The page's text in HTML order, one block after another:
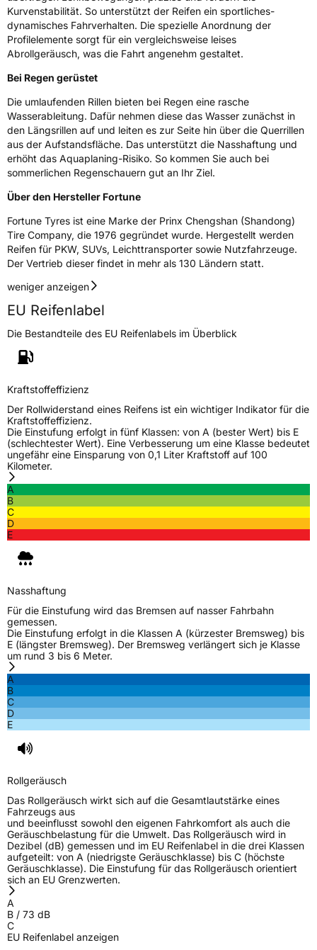
ModellnameFSR 701
FahrzeugartPKW & SUV
Weitere Eigenschaften
SchlauchtypTL
ZustandNeureifen
VerstärktXL
EU Label
Effizienz C
Nasshaftung
Rollgeräusch (Klasse)
Rollgeräusch (dB)
3PMSF / Schneeflockensymbol / Alpine-Symbol Nein
EPREL ID490328
Allgemeine Produktsicherheit (GPSR)
HerstellerkontaktPrinx Chengshan Tire Europe GmbH, Berliner
Allee 47 64295 Darmstadt Deutschland,
info@prinx.eu
Kurvenstabilität. So unterstützt der Reifen ein sportliches-
dynamisches Fahrverhalten. Die spezielle Anordnung der
Profilelemente sorgt für ein vergleichsweise leises
Abrollgeräusch, was die Fahrt angenehm gestaltet.
Bei Regen gerüstet
Die umlaufenden Rillen bieten bei Regen eine rasche
Wasserableitung. Dafür nehmen diese das Wasser zunächst in
den Längsrillen auf und leiten es zur Seite hin über die Querrillen
aus der Aufstandsfläche. Das unterstützt die Nasshaftung und
erhöht das Aquaplaning-Risiko. So kommen Sie auch bei
sommerlichen Regenschauern gut an Ihr Ziel.
Über den Hersteller Fortune
Fortune Tyres ist eine Marke der Prinx Chengshan (Shandong)
Tire Company, die 1976 gegründet wurde. Hergestellt werden
Reifen für PKW, SUVs, Leichttransporter sowie Nutzfahrzeuge.
Der Vertrieb dieser findet in mehr als 130 Ländern statt.
weniger anzeigen
EU Reifenlabel
Die Bestandteile des EU Reifenlabels im Überblick
Kraftstoffeffizienz
Der Rollwiderstand eines Reifens ist ein wichtiger Indikator für die
Kraftstoffeffizienz.
Die Einstufung erfolgt in fünf Klassen: von A (bester Wert) bis E
(schlechtester Wert). Eine Verbesserung um eine Klasse bedeutet
ungefähr eine Einsparung von 0,1 Liter Kraftstoff auf 100
Kilometer.
A
B
C
D
E
Nasshaftung
Für die Einstufung wird das Bremsen auf nasser Fahrbahn
gemessen.
Die Einstufung erfolgt in die Klassen A (kürzester Bremsweg) bis
E (längster Bremsweg). Der Bremsweg verlängert sich je Klasse
um rund 3 bis 6 Meter.
A
B
C
D
E
Rollgeräusch
Das Rollgeräusch wirkt sich auf die Gesamtlautstärke eines
Fahrzeugs aus
und beeinflusst sowohl den eigenen Fahrkomfort als auch die
Geräuschbelastung für die Umwelt. Das Rollgeräusch wird in
Dezibel (dB) gemessen und im EU Reifenlabel in die drei Klassen
aufgeteilt: von A (niedrigste Geräuschklasse) bis C (höchste
Geräuschklasse). Die Einstufung für das Rollgeräusch orientiert
sich an EU Grenzwerten.
A
B / 73 dB
C
EU Reifenlabel anzeigen